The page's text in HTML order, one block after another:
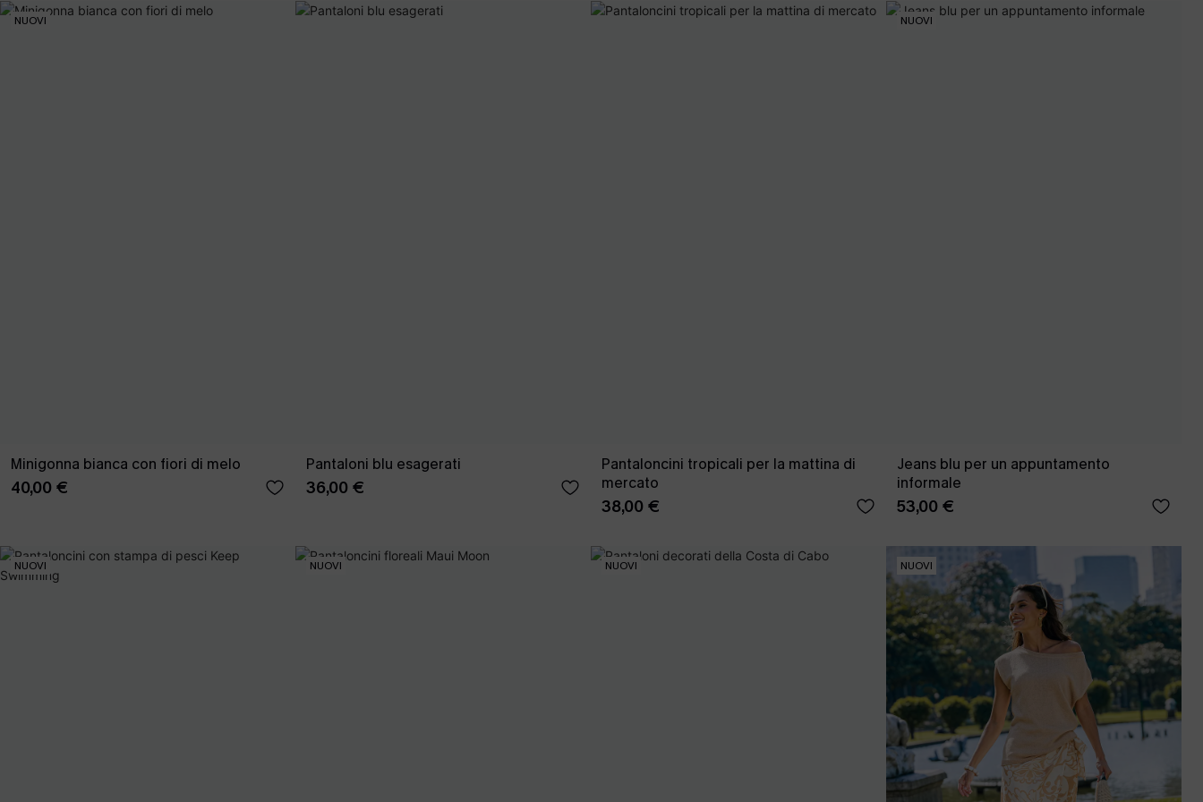
NUOVI
Minigonna bianca con fiori di melo
40,00 €
Pantaloni blu esagerati
36,00 €
Pantaloncini tropicali per la mattina di
mercato
38,00 €
NUOVI
Jeans blu per un appuntamento
informale
53,00 €
NUOVI NUOVI NUOVI NUOVI